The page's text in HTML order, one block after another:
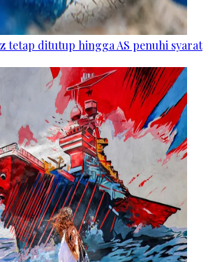
tetap ditutup hingga AS penuhi syarat